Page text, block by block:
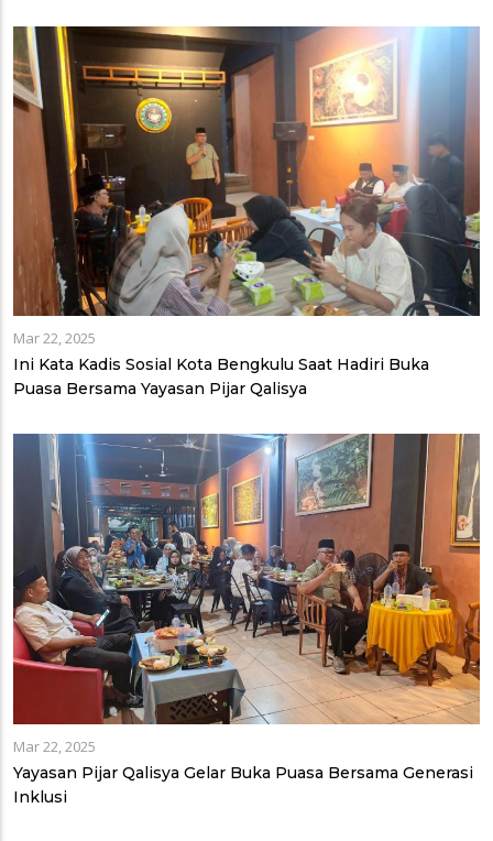
Mar 22, 2025
Ini Kata Kadis Sosial Kota Bengkulu Saat Hadiri Buka
Puasa Bersama Yayasan Pijar Qalisya
Mar 22, 2025
Yayasan Pijar Qalisya Gelar Buka Puasa Bersama Generasi
Inklusi